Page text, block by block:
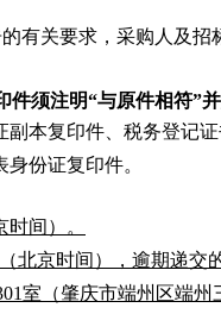
有关要求，采购人及
须注明“与原件相符”并
本复印件、税务登记
份证复印件。
间）。
北京时间），逾期递交
室（肇庆市端州区端州